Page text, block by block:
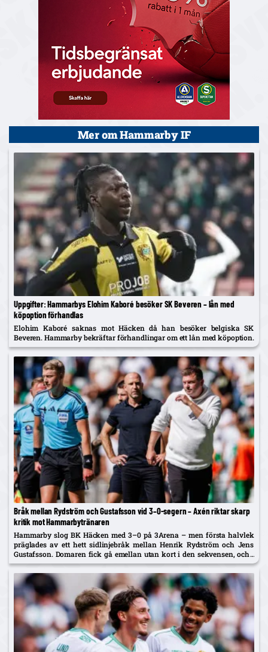
Mer om Hammarby IF
Uppgifter: Hammarbys Elohim Kaboré besöker SK Beveren – lån med
köpoption förhandlas
Elohim Kaboré saknas mot Häcken då han besöker belgiska SK
Beveren. Hammarby bekräftar förhandlingar om ett lån med köpoption.
Bråk mellan Rydström och Gustafsson vid 3–0-segern – Axén riktar skarp
kritik mot Hammarbytränaren
Hammarby slog BK Häcken med 3–0 på 3Arena – men första halvlek
präglades av ett hett sidlinjebråk mellan Henrik Rydström och Jens
Gustafsson. Domaren fick gå emellan utan kort i den sekvensen, och i
TV4:s sändning sågades Rydström av Alexander...